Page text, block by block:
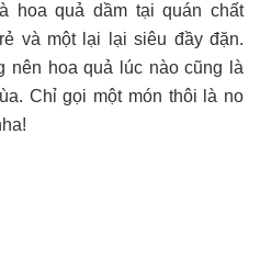
hoa quả dầm tại quán chất
và một lại lại siêu đầy đặn.
nên hoa quả lúc nào cũng là
Chỉ gọi một món thôi là no